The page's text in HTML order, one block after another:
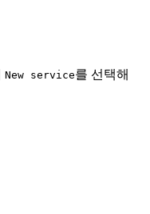
New service를 선택해